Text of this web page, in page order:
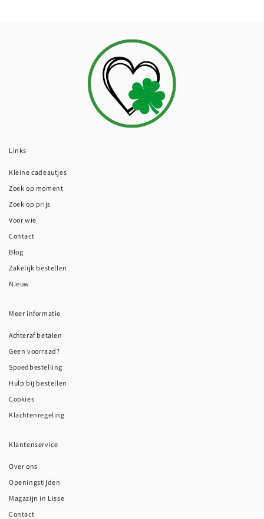
Links
Kleine cadeautjes
Zoek op moment
Zoek op prijs
Voor wie
Contact
Blog
Zakelijk bestellen
Nieuw
Meer informatie
Achteraf betalen
Geen voorraad?
Spoedbestelling
Hulp bij bestellen
Cookies
Klachtenregeling
Klantenservice
Over ons
Openingstijden
Magazijn in Lisse
Contact